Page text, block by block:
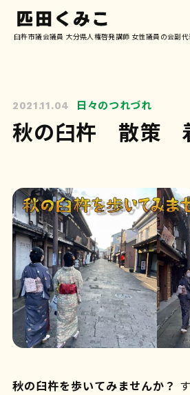
臼杵市議会議員 大分県人権啓発講師 女性議員の会副代
2021.11.04 日々のつれづれ
秋の臼杵 散策
秋の臼杵を歩いてみませんか？